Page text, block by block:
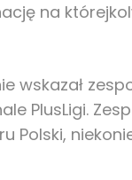
na
wskazał
PlusLigi.
Polski,